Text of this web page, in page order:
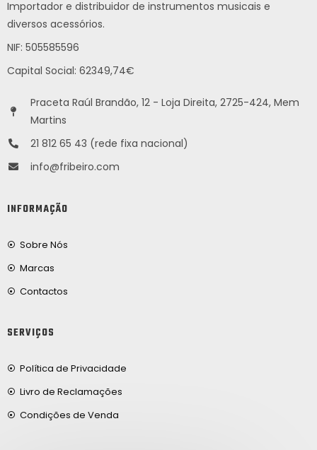
Importador e distribuidor de instrumentos musicais e
diversos acessórios.
NIF: 505585596
Capital Social: 62349,74€
Praceta Raúl Brandão, 12 - Loja Direita, 2725-424, Mem
Martins
21 812 65 43 (rede fixa nacional)
info@fribeiro.com
INFORMAÇÃO
Sobre Nós
Marcas
Contactos
SERVIÇOS
Política de Privacidade
Livro de Reclamações
Condições de Venda